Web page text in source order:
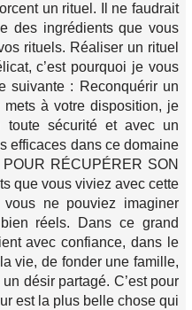
un rituel. Il ne faudrait
des ingrédients que vous
rituels. Réaliser un rituel
c’est pourquoi je vous
suivante : Reconquérir un
à votre disposition, je
toute sécurité et avec un
efficaces dans ce domaine
RÉCUPÉRER SON
que vous viviez avec cette
ne pouviez imaginer
réels. Dans ce grand
avec confiance, dans le
vie, de fonder une famille,
désir partagé. C’est pour
est la plus belle chose qui